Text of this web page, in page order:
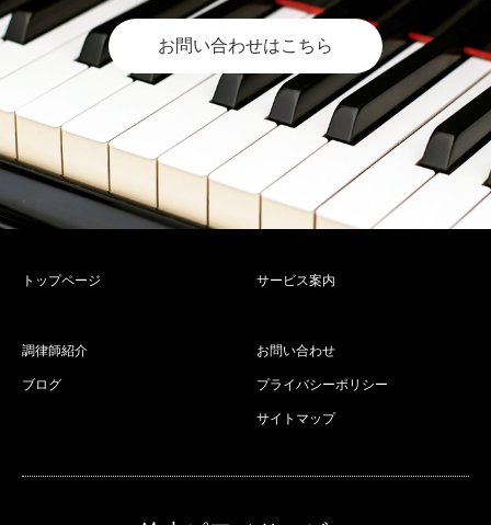
お問い合わせはこちら
トップページ サービス案内
調律師紹介
ブログ
お問い合わせ
プライバシーポリシー
サイトマップ